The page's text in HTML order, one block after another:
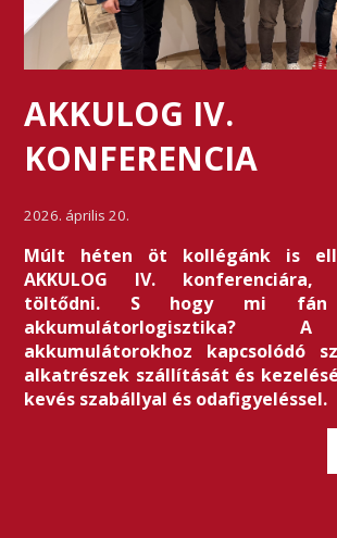
AKKULOG IV.
KONFERENCIA
2026. április 20.
Múlt héten öt kollégánk is
AKKULOG IV. konferenciára,
töltődni. S hogy mi
akkumulátorlogisztika?
akkumulátorokhoz kapcsolódó
alkatrészek szállítását és
kevés szabállyal és odafigyeléssel.